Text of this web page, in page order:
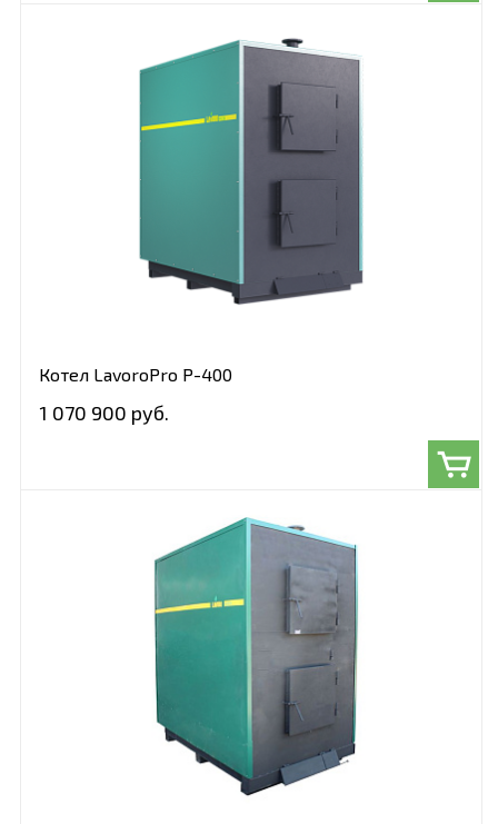
Котел LavoroPro Р-400
1 070 900 руб.